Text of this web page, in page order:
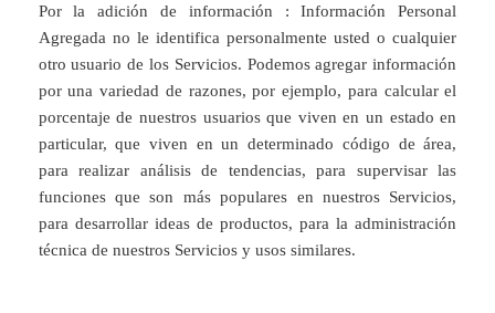
Por la adición de información : Información Personal
Agregada no le identifica personalmente usted o cualquier
otro usuario de los Servicios. Podemos agregar información
por una variedad de razones, por ejemplo, para calcular el
porcentaje de nuestros usuarios que viven en un estado en
particular, que viven en un determinado código de área,
para realizar análisis de tendencias, para supervisar las
funciones que son más populares en nuestros Servicios,
para desarrollar ideas de productos, para la administración
técnica de nuestros Servicios y usos similares.